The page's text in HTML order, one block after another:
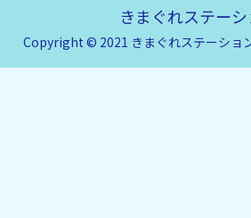
きまぐれステー
Copyright © 2021 きまぐれステーショ